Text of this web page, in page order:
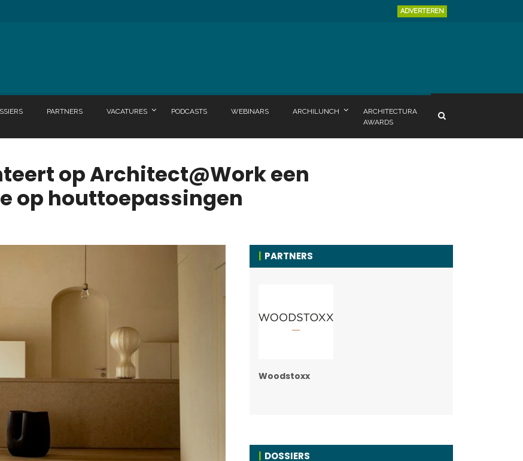
ADVERTEREN
PARTNERS VACATURES PODCASTS WEBINARS ARCHILUNCH
ARCHITECTURA
AWARDS
op Architect@Work een
op houttoepassingen
PARTNERS
Woodstoxx
DOSSIERS